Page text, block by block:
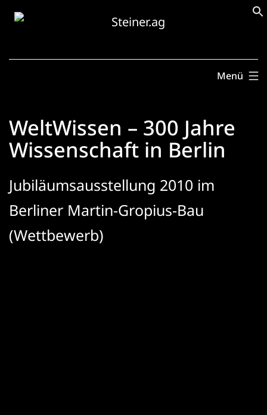
Zum
Menü
WeltWissen – 300 Jahre
Wissenschaft in Berlin
Jubiläumsausstellung 2010 im
Berliner Martin-Gropius-Bau
(Wettbewerb)